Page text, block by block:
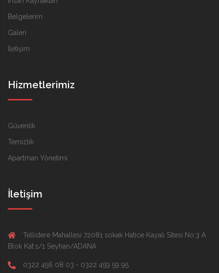
Belgelerim
Galeri
İletişim
Hizmetlerimiz
Güvenlik
Temizlik
Apartman Yönetimi
İletişim
Tellidere Mahallesi 72081 sokak Hatice Kayalı Sitesi No:3 A
Blok Kat:1/1 Seyhan/ADANA
0322 456 08 03 - 0322 459 59 95